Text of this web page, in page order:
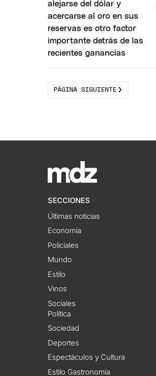
PÁGINA SIGUIENTE
SECCIONES
Últimas noticias
Economía
Policiales
Mundo
Estilo
Vinos
Sociales
Política
Sociedad
Deportes
Espectáculos y Cultura
Estilo Gastronomía